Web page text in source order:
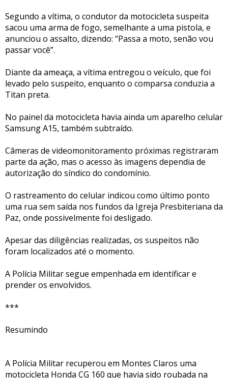
Segundo a vítima, o condutor da motocicleta suspeita
sacou uma arma de fogo, semelhante a uma pistola, e
anunciou o assalto, dizendo: “Passa a moto, senão vou
passar você”.
Diante da ameaça, a vítima entregou o veículo, que foi
levado pelo suspeito, enquanto o comparsa conduzia a
Titan preta.
No painel da motocicleta havia ainda um aparelho celular
Samsung A15, também subtraído.
Câmeras de videomonitoramento próximas registraram
parte da ação, mas o acesso às imagens dependia de
autorização do síndico do condomínio.
O rastreamento do celular indicou como último ponto
uma rua sem saída nos fundos da Igreja Presbiteriana da
Paz, onde possivelmente foi desligado.
Apesar das diligências realizadas, os suspeitos não
foram localizados até o momento.
A Polícia Militar segue empenhada em identificar e
prender os envolvidos.
***
Resumindo
A Polícia Militar recuperou em Montes Claros uma
motocicleta Honda CG 160 que havia sido roubada na